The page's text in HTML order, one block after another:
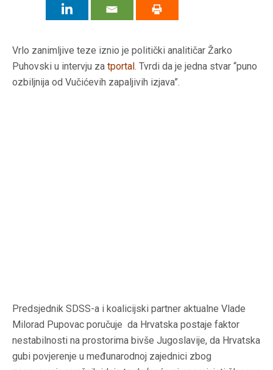
Vrlo zanimljive teze iznio je politički analitičar Žarko
Puhovski u intervju za tportal . Tvrdi da je jedna stvar “puno
ozbiljnija od Vučićevih zapaljivih izjava”.
Predsjednik SDSS-a i koalicijski partner aktualne Vlade
Milorad Pupovac poručuje da Hrvatska postaje faktor
nestabilnosti na prostorima bivše Jugoslavije, da Hrvatska
gubi povjerenje u međunarodnoj zajednici zbog